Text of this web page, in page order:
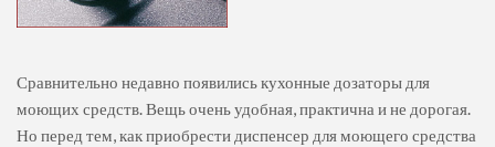
Сравнительно недавно появились кухонные дозаторы для
моющих средств. Вещь очень удобная, практична и не дорогая.
Но перед тем, как приобрести диспенсер для моющего средства